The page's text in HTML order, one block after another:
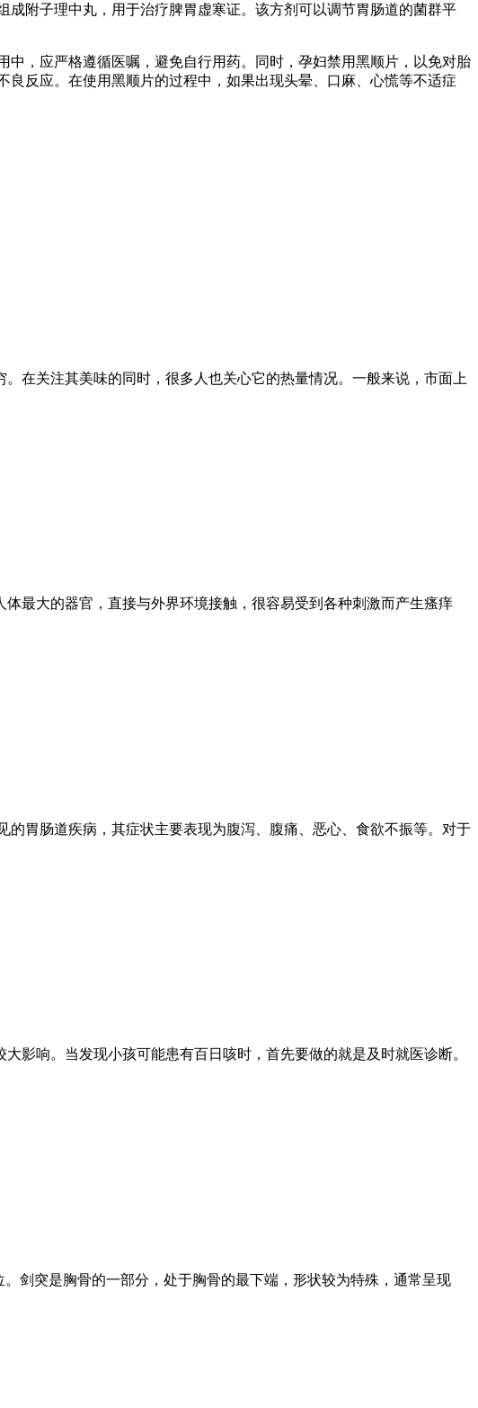
附子理中丸，用于治疗脾胃虚寒证。该方剂可以调节胃肠道的菌群平
，应严格遵循医嘱，避免自行用药。同时，孕妇禁用黑顺片，以免对胎
良反应。在使用黑顺片的过程中，如果出现头晕、口麻、心慌等不适症
在关注其美味的同时，很多人也关心它的热量情况。一般来说，市面上
最大的器官，直接与外界环境接触，很容易受到各种刺激而产生瘙痒
胃肠道疾病，其症状主要表现为腹泻、腹痛、恶心、食欲不振等。对于
影响。当发现小孩可能患有百日咳时，首先要做的就是及时就医诊断。
剑突是胸骨的一部分，处于胸骨的最下端，形状较为特殊，通常呈现